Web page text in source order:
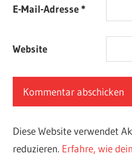
E-Mail-Adresse*
Website
Diese Website verwendet
reduzieren. Erfahre, wie